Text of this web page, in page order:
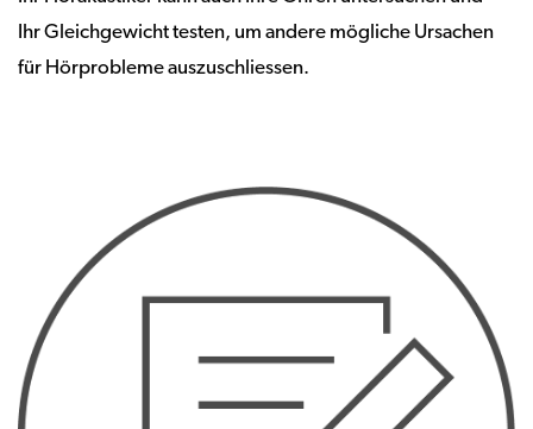
Ihr Gleichgewicht testen, um andere mögliche Ursachen
für Hörprobleme auszuschliessen.